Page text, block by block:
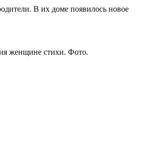
В их доме появилось новое
женщине стихи. Фото.